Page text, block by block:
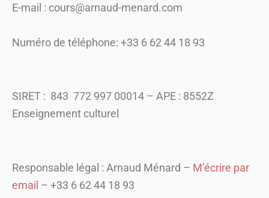
E-mail : cours@arnaud-menard.com
Numéro de téléphone: +33 6 62 44 18 93
SIRET : 843 772 997 00014 – APE : 8552Z
Enseignement culturel
Responsable légal : Arnaud Ménard – M’écrire par
email – +33 6 62 44 18 93